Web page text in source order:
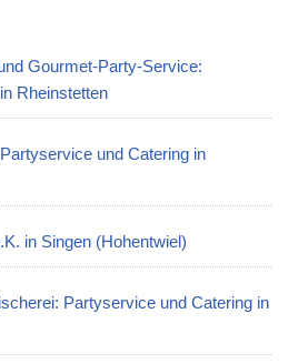
Gourmet-Party-Service:
Rheinstetten
und Catering in
in Singen (Hohentwiel)
Partyservice und Catering in